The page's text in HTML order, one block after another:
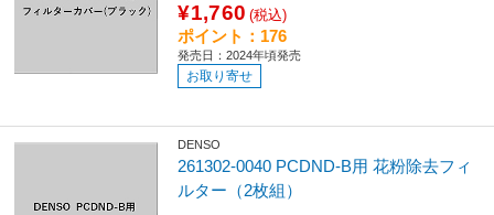
¥1,760 (税込)
ポイント：176
発売日：2024年頃発売
お取り寄せ
DENSO
261302-0040 PCDND-B用 花粉除去フィ
ルター（2枚組）